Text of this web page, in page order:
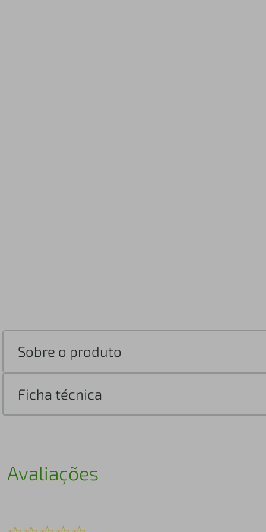
Sobre o produto
Ficha técnica
Avaliações